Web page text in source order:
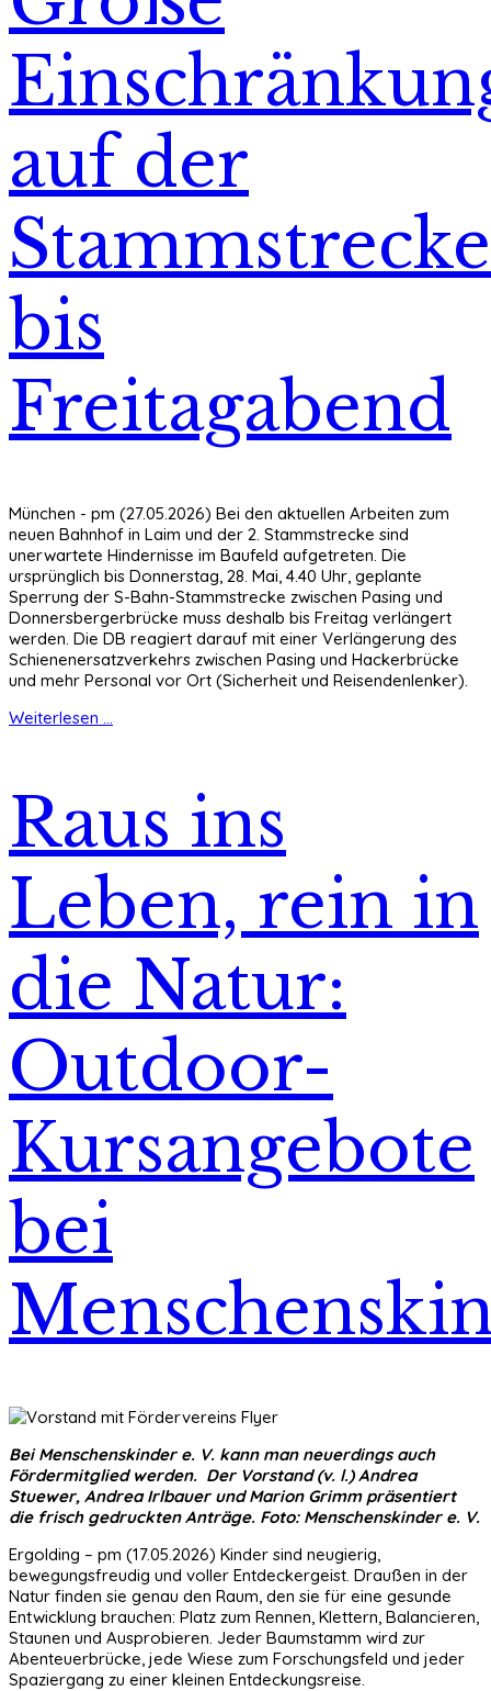
auf der
Stammstrecke
bis
Freitagabend
München - pm (27.05.2026) Bei den aktuellen Arbeiten zum
neuen Bahnhof in Laim und der 2. Stammstrecke sind
unerwartete Hindernisse im Baufeld aufgetreten. Die
ursprünglich bis Donnerstag, 28. Mai, 4.40 Uhr, geplante
Sperrung der S-Bahn-Stammstrecke zwischen Pasing und
Donnersbergerbrücke muss deshalb bis Freitag verlängert
werden. Die DB reagiert darauf mit einer Verlängerung des
Schienenersatzverkehrs zwischen Pasing und Hackerbrücke
und mehr Personal vor Ort (Sicherheit und Reisendenlenker).
Weiterlesen ...
Raus ins
Leben, rein in
die Natur:
Outdoor-
Kursangebote
bei
Bei Menschenskinder e. V. kann man neuerdings auch
Fördermitglied werden. Der Vorstand (v. l.) Andrea
Stuewer, Andrea Irlbauer und Marion Grimm präsentiert
die frisch gedruckten Anträge. Foto: Menschenskinder e. V.
Ergolding – pm (17.05.2026) Kinder sind neugierig,
bewegungsfreudig und voller Entdeckergeist. Draußen in der
Natur finden sie genau den Raum, den sie für eine gesunde
Entwicklung brauchen: Platz zum Rennen, Klettern, Balancieren,
Staunen und Ausprobieren. Jeder Baumstamm wird zur
Abenteuerbrücke, jede Wiese zum Forschungsfeld und jeder
Spaziergang zu einer kleinen Entdeckungsreise.